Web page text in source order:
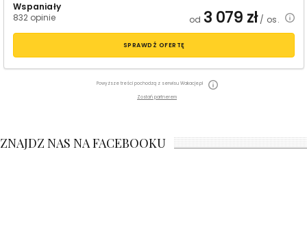
Wspaniały
832 opinie
od 3 079 zł/ os.
SPRAWDŹ OFERTĘ
Powyższe treści pochodzą z serwisu Wakacje.pl
Zostań partnerem
ZNAJDZ NAS NA FACEBOOKU